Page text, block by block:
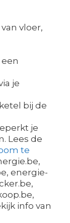
vloer,
je
bij de
je
Lees de
te
energie-
info van